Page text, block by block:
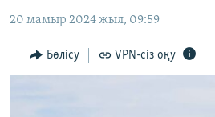
main
Navigation
to
АДАМ ҚҰҚЫҚТАРЫ
ӘЛЕУМЕТ
20 мамыр 2024 жыл, 09:59
Бөлісу VPN-сіз оқу